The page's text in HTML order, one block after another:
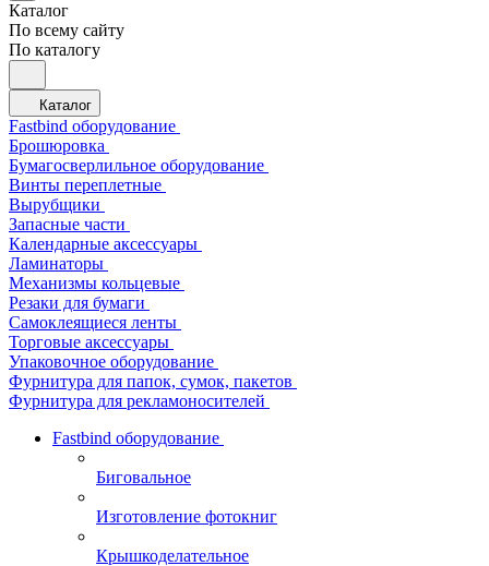
Каталог
По всему сайту
По каталогу
Каталог
Fastbind оборудование
Брошюровка
Бумагосверлильное оборудование
Винты переплетные
Вырубщики
Запасные части
Календарные аксессуары
Ламинаторы
Механизмы кольцевые
Резаки для бумаги
Самоклеящиеся ленты
Торговые аксессуары
Упаковочное оборудование
Фурнитура для папок, сумок, пакетов
Фурнитура для рекламоносителей
Fastbind оборудование
Биговальное
Изготовление фотокниг
Крышкоделательное